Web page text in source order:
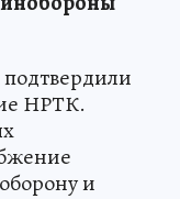
НРТК.
и